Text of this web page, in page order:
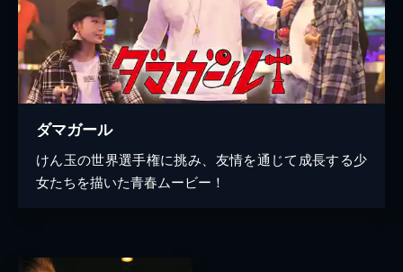
ダマガール
けん玉の世界選手権に挑み、友情を通じて成長する少
女たちを描いた青春ムービー！